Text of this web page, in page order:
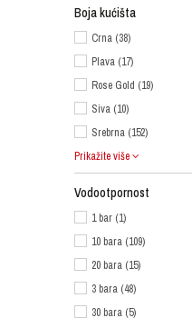
Boja kućišta
Crna (38)
Plava (17)
Rose Gold (19)
Siva (10)
Srebrna (152)
Prikažite više
Vodootpornost
1 bar (1)
10 bara (109)
20 bara (15)
3 bara (48)
30 bara (5)